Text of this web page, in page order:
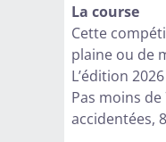
La course
Cette
plaine ou de
L’édition
Pas moins
accidentées,